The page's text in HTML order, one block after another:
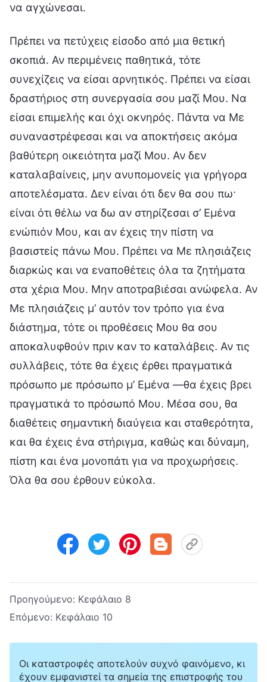
να αγχώνεσαι.
Πρέπει να πετύχεις είσοδο από μια θετική
σκοπιά. Αν περιμένεις παθητικά, τότε
συνεχίζεις να είσαι αρνητικός. Πρέπει να είσαι
δραστήριος στη συνεργασία σου μαζί Μου. Να
είσαι επιμελής και όχι οκνηρός. Πάντα να Με
συναναστρέφεσαι και να αποκτήσεις ακόμα
βαθύτερη οικειότητα μαζί Μου. Αν δεν
καταλαβαίνεις, μην ανυπομονείς για γρήγορα
αποτελέσματα. Δεν είναι ότι δεν θα σου πω·
είναι ότι θέλω να δω αν στηρίζεσαι σ’ Εμένα
ενώπιόν Μου, και αν έχεις την πίστη να
βασιστείς πάνω Μου. Πρέπει να Με πλησιάζεις
διαρκώς και να εναποθέτεις όλα τα ζητήματα
στα χέρια Μου. Μην αποτραβιέσαι ανώφελα. Αν
Με πλησιάζεις μ’ αυτόν τον τρόπο για ένα
διάστημα, τότε οι προθέσεις Μου θα σου
αποκαλυφθούν πριν καν το καταλάβεις. Αν τις
συλλάβεις, τότε θα έχεις έρθει πραγματικά
πρόσωπο με πρόσωπο μ’ Εμένα —θα έχεις βρει
πραγματικά το πρόσωπό Μου. Μέσα σου, θα
διαθέτεις σημαντική διαύγεια και σταθερότητα,
και θα έχεις ένα στήριγμα, καθώς και δύναμη,
πίστη και ένα μονοπάτι για να προχωρήσεις.
Όλα θα σου έρθουν εύκολα.
Προηγούμενο: Κεφάλαιο 8
Επόμενο: Κεφάλαιο 10
Οι καταστροφές αποτελούν συχνό φαινόμενο, κι
έχουν εμφανιστεί τα σημεία της επιστροφής του